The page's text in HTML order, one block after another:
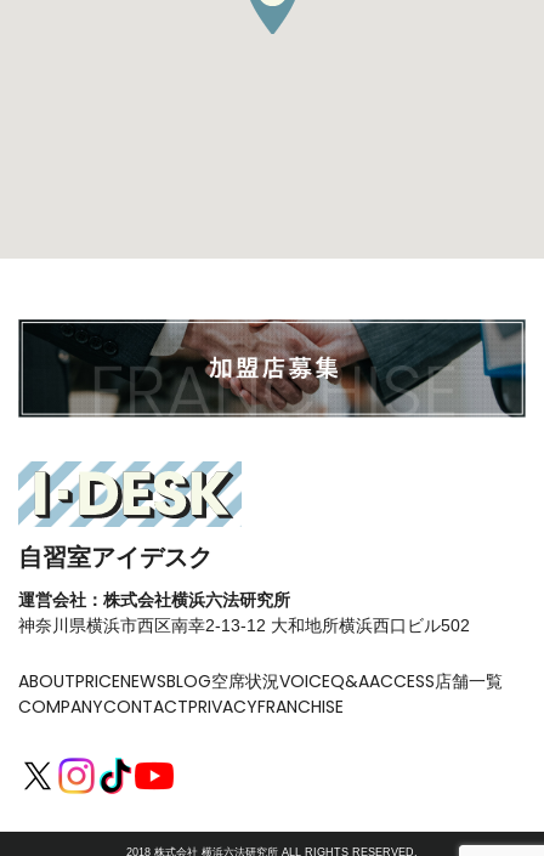
自習室アイデスク
運営会社：株式会社横浜六法研究所
神奈川県横浜市西区南幸2-13-12 大和地所横浜西口ビル502
ABOUTPRICENEWSBLOG空席状況VOICEQ&AACCESS店舗一覧
COMPANYCONTACTPRIVACYFRANCHISE
2018 株式会社 横浜六法研究所 ALL RIGHTS RESERVED.